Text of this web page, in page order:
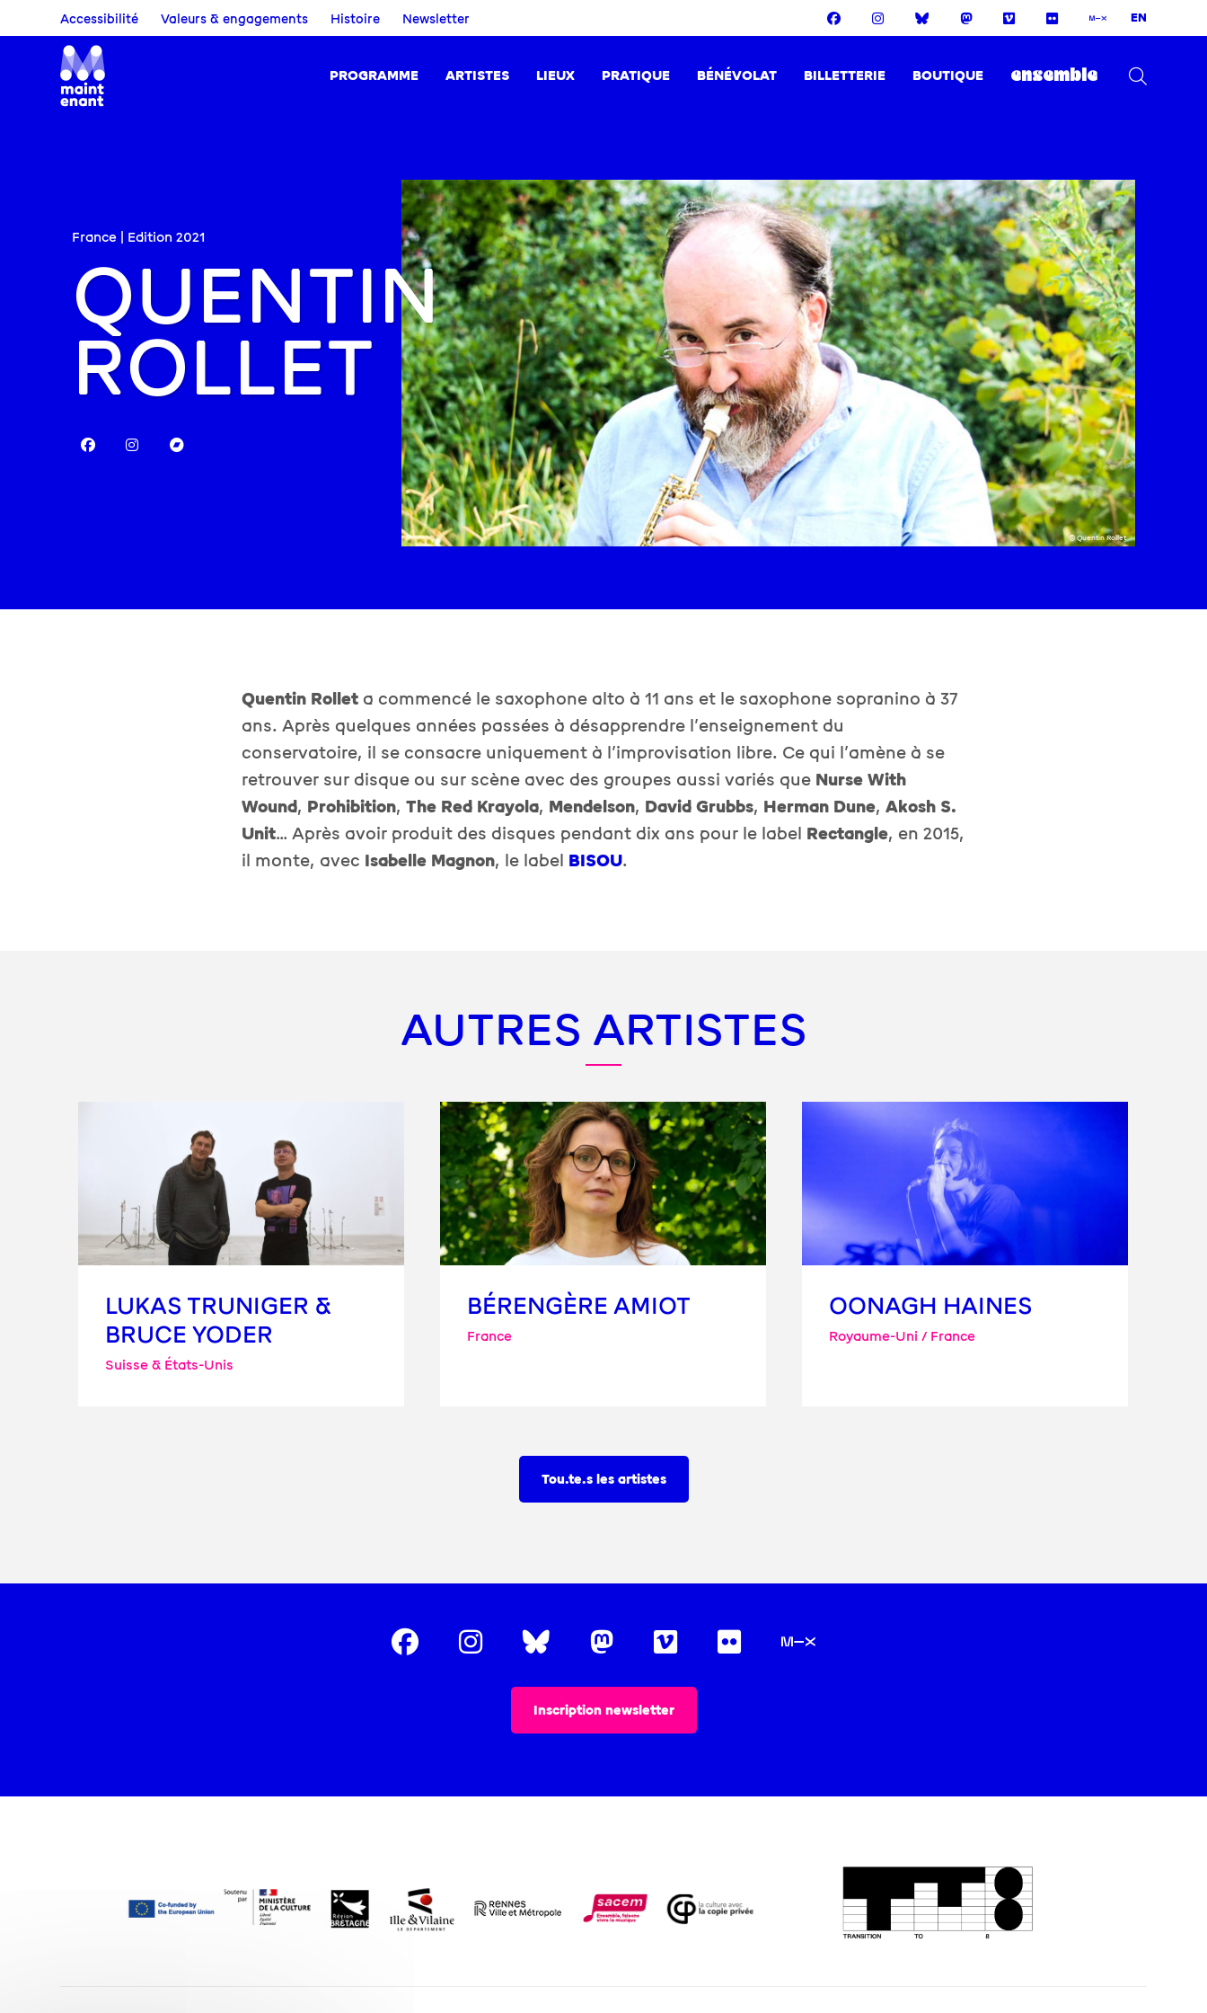
Accessibilité Valeurs & engagements Histoire Newsletter EN
PROGRAMME ARTISTES LIEUX PRATIQUE BÉNÉVOLAT BILLETTERIE BOUTIQUE ensemble
France | Edition 2021
QUENTIN
ROLLET
© Quentin Rollet
Quentin Rollet a commencé le saxophone alto à 11 ans et le saxophone sopranino à 37
ans. Après quelques années passées à désapprendre l’enseignement du
conservatoire, il se consacre uniquement à l’improvisation libre. Ce qui l’amène à se
retrouver sur disque ou sur scène avec des groupes aussi variés que Nurse With
Wound, Prohibition, The Red Krayola, Mendelson, David Grubbs, Herman Dune, Akosh S.
Unit… Après avoir produit des disques pendant dix ans pour le label Rectangle, en 2015,
il monte, avec Isabelle Magnon, le label BISOU.
AUTRES ARTISTES
LUKAS TRUNIGER &
BRUCE YODER
Suisse & États-Unis
BÉRENGÈRE AMIOT
France
OONAGH HAINES
Royaume-Uni / France
Tou.te.s les artistes
Inscription newsletter